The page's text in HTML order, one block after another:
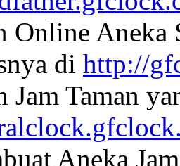
Online Aneka
di http://
Jam Taman
Aneka